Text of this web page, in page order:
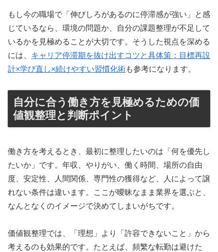
もし今の職場で「伸びしろがあるのに停滞感が強い」と感
じているなら、環境の問題か、自分の課題整理が不足して
いるかを見極めることが大切です。そうした視点を深める
には、 キャリア停滞期を抜け出すコツと具体策：目標再設
計×学び直し×続けやすい習慣化術も参考になります。
自分に合う働き方を見極めるための価
値観整理と判断ポイント
働き方を考えるとき、最初に整理したいのは「何を優先し
たいか」です。年収、やりがい、働く時間、場所の自由
度、安定性、人間関係、専門性の獲得など、人によって譲
れない条件は違います。ここが曖昧なまま業界を選ぶと、
なんとなくのイメージで決めてしまいがちです。
価値観整理では、「理想」より「許容できないこと」から
考えるのも効果的です。たとえば、頻繁な転勤は避けた